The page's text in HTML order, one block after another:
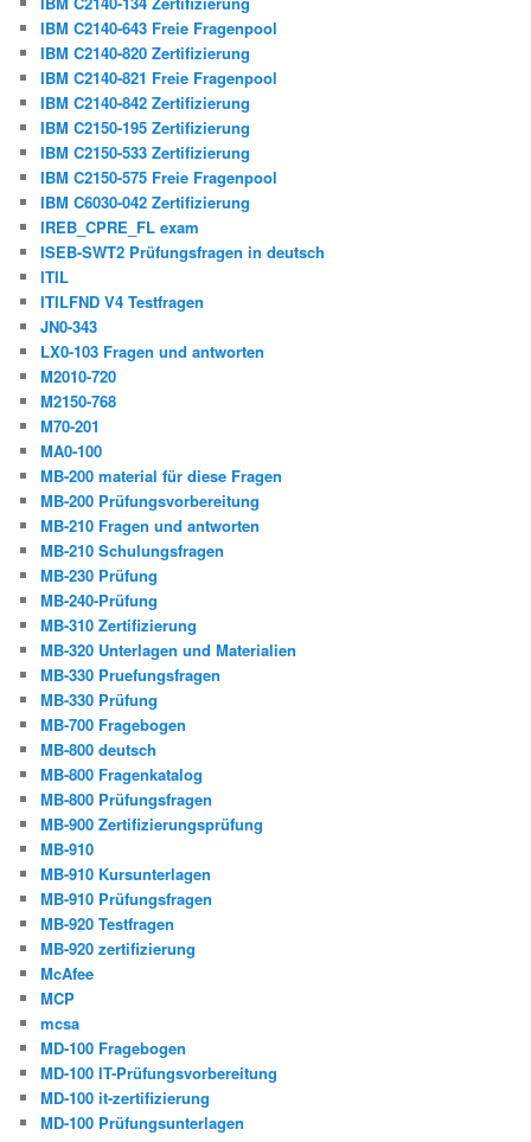
IBM C2140-643 Freie Fragenpool
IBM C2140-820 Zertifizierung
IBM C2140-821 Freie Fragenpool
IBM C2140-842 Zertifizierung
IBM C2150-195 Zertifizierung
IBM C2150-533 Zertifizierung
IBM C2150-575 Freie Fragenpool
IBM C6030-042 Zertifizierung
IREB_CPRE_FL exam
ISEB-SWT2 Prüfungsfragen in deutsch
ITIL
ITILFND V4 Testfragen
JN0-343
LX0-103 Fragen und antworten
M2010-720
M2150-768
M70-201
MA0-100
MB-200 material für diese Fragen
MB-200 Prüfungsvorbereitung
MB-210 Fragen und antworten
MB-210 Schulungsfragen
MB-230 Prüfung
MB-240-Prüfung
MB-310 Zertifizierung
MB-320 Unterlagen und Materialien
MB-330 Pruefungsfragen
MB-330 Prüfung
MB-700 Fragebogen
MB-800 deutsch
MB-800 Fragenkatalog
MB-800 Prüfungsfragen
MB-900 Zertifizierungsprüfung
MB-910
MB-910 Kursunterlagen
MB-910 Prüfungsfragen
MB-920 Testfragen
MB-920 zertifizierung
McAfee
MCP
mcsa
MD-100 Fragebogen
MD-100 IT-Prüfungsvorbereitung
MD-100 it-zertifizierung
MD-100 Prüfungsunterlagen